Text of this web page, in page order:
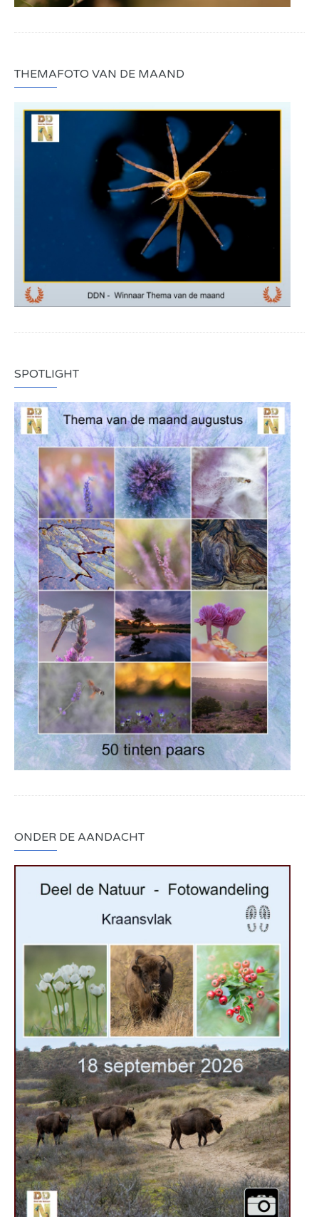
THEMAFOTO VAN DE MAAND
SPOTLIGHT
ONDER DE AANDACHT